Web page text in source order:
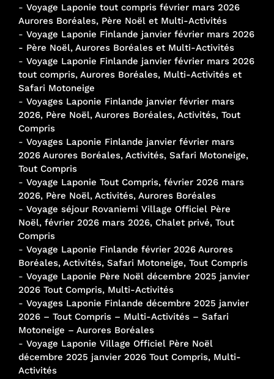
- Voyage Laponie tout compris février mars 2026
Aurores Boréales, Père Noël et Multi-Activités
- Voyage Laponie Finlande janvier février mars 2026
- Père Noël, Aurores Boréales et Multi-Activités
- Voyage Laponie Finlande janvier février mars 2026
tout compris, Aurores Boréales, Multi-Activités et
Safari Motoneige
- Voyages Laponie Finlande janvier février mars
2026, Père Noël, Aurores Boréales, Activités, Tout
Compris
- Voyages Laponie Finlande janvier février mars
2026 Aurores Boréales, Activités, Safari Motoneige,
Tout Compris
- Voyage Laponie Tout Compris, février 2026 mars
2026, Père Noël, Activités, Aurores Boréales
- Voyage séjour Rovaniemi Village Officiel Père
Noël, février 2026 mars 2026, Chalet privé, Tout
Compris
- Voyage Laponie Finlande février 2026 Aurores
Boréales, Activités, Safari Motoneige, Tout Compris
- Voyage Laponie Père Noël décembre 2025 janvier
2026 Tout Compris, Multi-Activités
- Voyages Laponie Finlande décembre 2025 janvier
2026 – Tout Compris – Multi-Activités – Safari
Motoneige – Aurores Boréales
- Voyage Laponie Village Officiel Père Noël
décembre 2025 janvier 2026 Tout Compris, Multi-
Activités